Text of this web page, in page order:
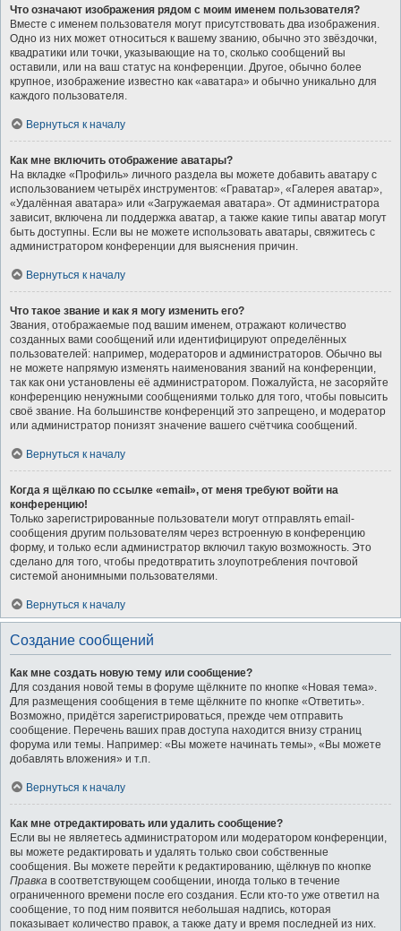
Что означают изображения рядом с моим именем пользователя?
Вместе с именем пользователя могут присутствовать два изображения.
Одно из них может относиться к вашему званию, обычно это звёздочки,
квадратики или точки, указывающие на то, сколько сообщений вы
оставили, или на ваш статус на конференции. Другое, обычно более
крупное, изображение известно как «аватара» и обычно уникально для
каждого пользователя.
Вернуться к началу
Как мне включить отображение аватары?
На вкладке «Профиль» личного раздела вы можете добавить аватару с
использованием четырёх инструментов: «Граватар», «Галерея аватар»,
«Удалённая аватара» или «Загружаемая аватара». От администратора
зависит, включена ли поддержка аватар, а также какие типы аватар могут
быть доступны. Если вы не можете использовать аватары, свяжитесь с
администратором конференции для выяснения причин.
Вернуться к началу
Что такое звание и как я могу изменить его?
Звания, отображаемые под вашим именем, отражают количество
созданных вами сообщений или идентифицируют определённых
пользователей: например, модераторов и администраторов. Обычно вы
не можете напрямую изменять наименования званий на конференции,
так как они установлены её администратором. Пожалуйста, не засоряйте
конференцию ненужными сообщениями только для того, чтобы повысить
своё звание. На большинстве конференций это запрещено, и модератор
или администратор понизят значение вашего счётчика сообщений.
Вернуться к началу
Когда я щёлкаю по ссылке «email», от меня требуют войти на
конференцию!
Только зарегистрированные пользователи могут отправлять email-
сообщения другим пользователям через встроенную в конференцию
форму, и только если администратор включил такую возможность. Это
сделано для того, чтобы предотвратить злоупотребления почтовой
системой анонимными пользователями.
Вернуться к началу
Создание сообщений
Как мне создать новую тему или сообщение?
Для создания новой темы в форуме щёлкните по кнопке «Новая тема».
Для размещения сообщения в теме щёлкните по кнопке «Ответить».
Возможно, придётся зарегистрироваться, прежде чем отправить
сообщение. Перечень ваших прав доступа находится внизу страниц
форума или темы. Например: «Вы можете начинать темы», «Вы можете
добавлять вложения» и т.п.
Вернуться к началу
Как мне отредактировать или удалить сообщение?
Если вы не являетесь администратором или модератором конференции,
вы можете редактировать и удалять только свои собственные
сообщения. Вы можете перейти к редактированию, щёлкнув по кнопке
Правка в соответствующем сообщении, иногда только в течение
ограниченного времени после его создания. Если кто-то уже ответил на
сообщение, то под ним появится небольшая надпись, которая
показывает количество правок, а также дату и время последней из них.